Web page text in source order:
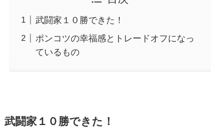
武闘家１０勝できた！
ポンコツの幸福感とトレードオフになっ
ているもの
武闘家１０勝できた！